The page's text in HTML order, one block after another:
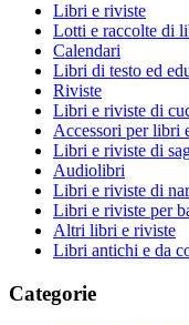
Libri e riviste
Lotti e raccolte di
Calendari
Libri di testo ed
Riviste
Libri e riviste di
Accessori per libri
Libri e riviste di
Audiolibri
Libri e riviste di
Libri e riviste per
Altri libri e riviste
Libri antichi e da
Categorie